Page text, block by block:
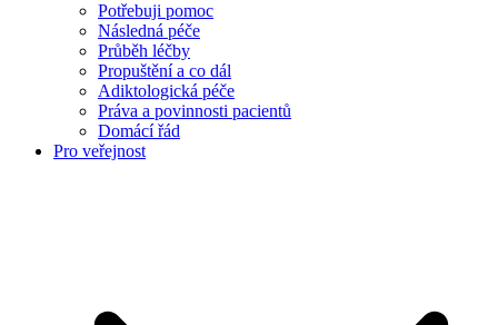
Potřebuji pomoc
Následná péče
Průběh léčby
Propuštění a co dál
Adiktologická péče
Práva a povinnosti pacientů
Domácí řád
Pro veřejnost